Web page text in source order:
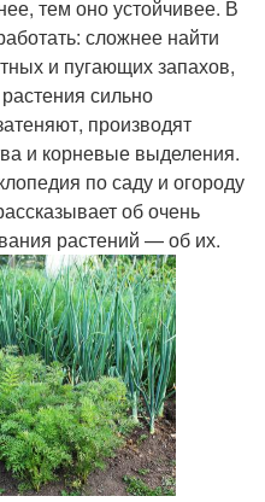
тем оно устойчивее. В
сложнее найти
и пугающих запахов,
сильно
производят
и корневые выделения.
по саду и огороду
об очень
растений — об их.